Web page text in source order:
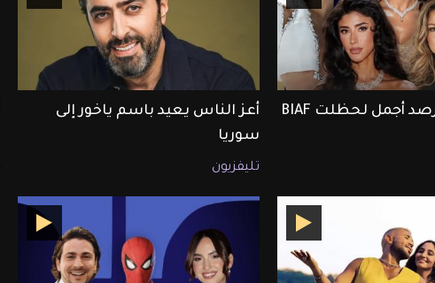
ET بالعربي يرصد أجمل لحظلت BIAF
أعز الناس يعيد باسم ياخور إلى
سوريا
تليفزيون